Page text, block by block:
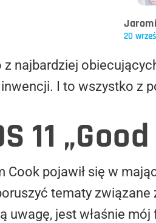
20
z najbardziej
I to wszystko z
11
Cook pojawił się w
tematy
uwagę, jest właśnie